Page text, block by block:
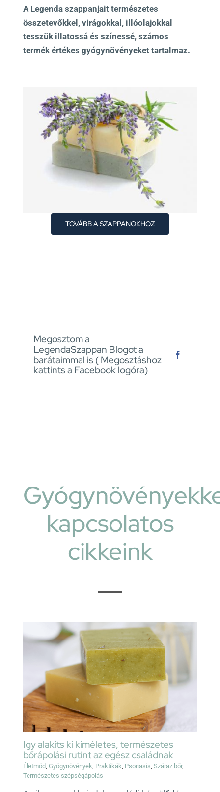
A Legenda szappanjait természetes
összetevőkkel, virágokkal, illóolajokkal
tesszük illatossá és színessé, számos
termék értékes gyógynövényeket tartalmaz.
TOVÁBB A SZAPPANOKHOZ
Megosztom a
LegendaSzappan Blogot a
barátaimmal is ( Megosztáshoz
kattints a Facebook logóra)
kapcsolatos
cikkeink
Igy alakíts ki kíméletes, természetes
bőrápolási rutint az egész családnak
Életmód,Gyógynövények, Praktikák, Psoriasis,Száraz bőr,
Természetes szépségápolás